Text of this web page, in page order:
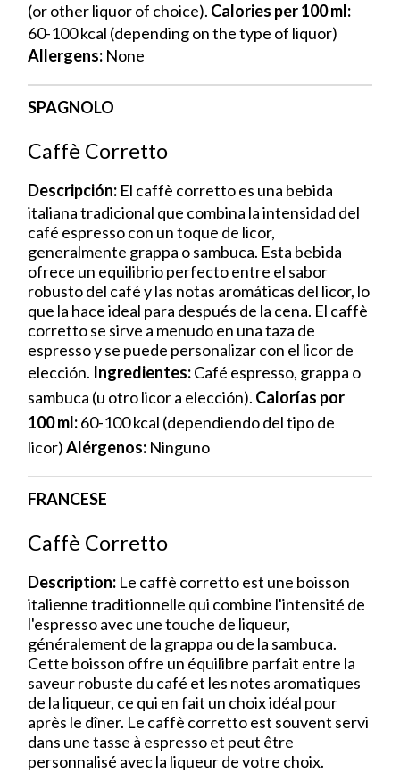
(or other liquor of choice). Calories per 100 ml:
60-100 kcal (depending on the type of liquor)
Allergens: None
SPAGNOLO
Caffè Corretto
Descripción: El caffè corretto es una bebida
italiana tradicional que combina la intensidad del
café espresso con un toque de licor,
generalmente grappa o sambuca. Esta bebida
ofrece un equilibrio perfecto entre el sabor
robusto del café y las notas aromáticas del licor, lo
que la hace ideal para después de la cena. El caffè
corretto se sirve a menudo en una taza de
espresso y se puede personalizar con el licor de
elección. Ingredientes:Café espresso, grappa o
sambuca (u otro licor a elección). Calorías por
100 ml:60-100 kcal (dependiendo del tipo de
licor)Alérgenos: Ninguno
FRANCESE
Caffè Corretto
Description: Le caffè corretto est une boisson
italienne traditionnelle qui combine l'intensité de
l'espresso avec une touche de liqueur,
généralement de la grappa ou de la sambuca.
Cette boisson offre un équilibre parfait entre la
saveur robuste du café et les notes aromatiques
de la liqueur, ce qui en fait un choix idéal pour
après le dîner. Le caffè corretto est souvent servi
dans une tasse à espresso et peut être
personnalisé avec la liqueur de votre choix.